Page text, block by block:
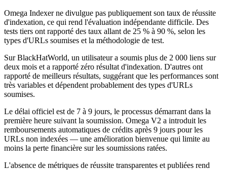
Omega Indexer ne divulgue pas publiquement son taux de réussite
d'indexation, ce qui rend l'évaluation indépendante difficile. Des
tests tiers ont rapporté des taux allant de 25 % à 90 %, selon les
types d'URLs soumises et la méthodologie de test.
Sur BlackHatWorld, un utilisateur a soumis plus de 2 000 liens sur
deux mois et a rapporté zéro résultat d'indexation. D'autres ont
rapporté de meilleurs résultats, suggérant que les performances sont
très variables et dépendent probablement des types d'URLs
soumises.
Le délai officiel est de 7 à 9 jours, le processus démarrant dans la
première heure suivant la soumission. Omega V2 a introduit les
remboursements automatiques de crédits après 9 jours pour les
URLs non indexées — une amélioration bienvenue qui limite au
moins la perte financière sur les soumissions ratées.
L'absence de métriques de réussite transparentes et publiées rend